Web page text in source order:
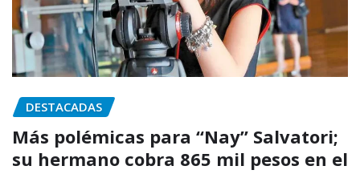
DESTACADAS
Más polémicas para “Nay” Salvatori;
su hermano cobra 865 mil pesos en el